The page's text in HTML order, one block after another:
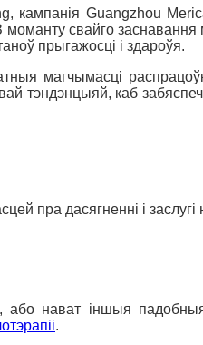
Guangzhou
моманту свайго
прыгажосці і здароўя.
магчымасці
тэндэнцыяй, каб
пра дасягненні і заслугі
або нават іншыя
.